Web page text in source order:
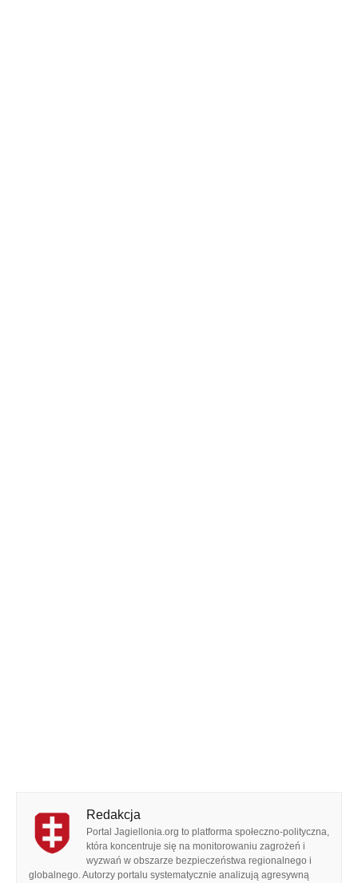
Redakcja
Portal Jagiellonia.org to platforma społeczno-polityczna,
która koncentruje się na monitorowaniu zagrożeń i
wyzwań w obszarze bezpieczeństwa regionalnego i
globalnego. Autorzy portalu systematycznie analizują agresywną